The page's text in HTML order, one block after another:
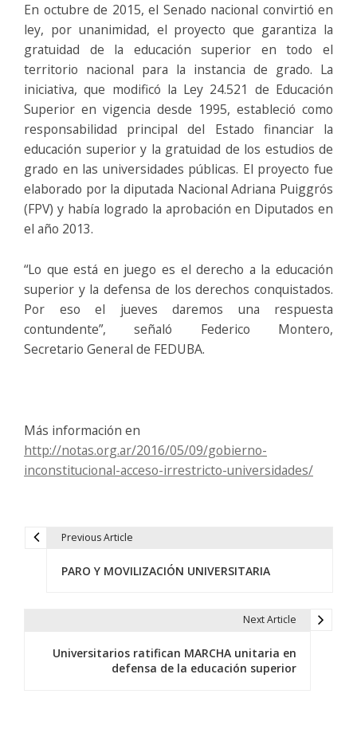
En octubre de 2015, el Senado nacional convirtió en
ley, por unanimidad, el proyecto que garantiza la
gratuidad de la educación superior en todo el
territorio nacional para la instancia de grado. La
iniciativa, que modificó la Ley 24.521 de Educación
Superior en vigencia desde 1995, estableció como
responsabilidad principal del Estado financiar la
educación superior y la gratuidad de los estudios de
grado en las universidades públicas. El proyecto fue
elaborado por la diputada Nacional Adriana Puiggrós
(FPV) y había logrado la aprobación en Diputados en
el año 2013.
“Lo que está en juego es el derecho a la educación
superior y la defensa de los derechos conquistados.
Por eso el jueves daremos una respuesta
contundente”, señaló Federico Montero,
Secretario General de FEDUBA.
Más información en
http://notas.org.ar/2016/05/09/gobierno-
inconstitucional-acceso-irrestricto-universidades/
Previous Article
PARO Y MOVILIZACIÓN UNIVERSITARIA
Next Article
Universitarios ratifican MARCHA unitaria en
defensa de la educación superior